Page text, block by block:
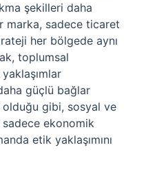
şekilleri daha
marka, sadece ticaret
her bölgede aynı
toplumsal
güçlü bağlar
gibi, sosyal ve
ekonomik
etik yaklaşımını